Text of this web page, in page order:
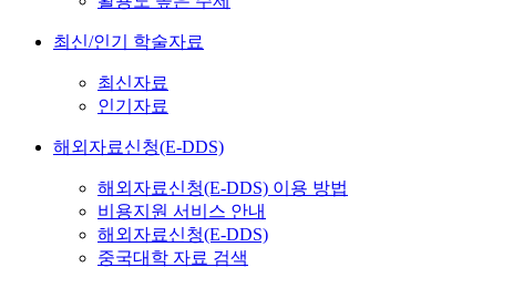
최신/인기 학술자료
최신자료
인기자료
해외자료신청(E-DDS)
해외자료신청(E-DDS) 이용 방법
비용지원 서비스 안내
해외자료신청(E-DDS)
중국대학 자료 검색